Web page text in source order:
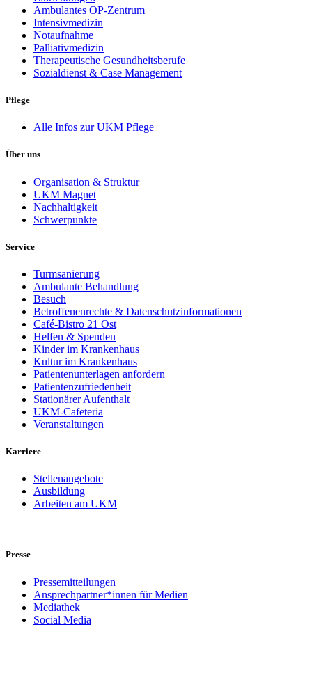
Ambulantes OP-Zentrum
Intensivmedizin
Notaufnahme
Palliativmedizin
Therapeutische Gesundheitsberufe
Sozialdienst & Case Management
Pflege
Alle Infos zur UKM Pflege
Über uns
Organisation & Struktur
UKM Magnet
Nachhaltigkeit
Schwerpunkte
Service
Turmsanierung
Ambulante Behandlung
Besuch
Betroffenenrechte & Datenschutzinformationen
Café-Bistro 21 Ost
Helfen & Spenden
Kinder im Krankenhaus
Kultur im Krankenhaus
Patientenunterlagen anfordern
Patientenzufriedenheit
Stationärer Aufenthalt
UKM-Cafeteria
Veranstaltungen
Karriere
Stellenangebote
Ausbildung
Arbeiten am UKM
Presse
Pressemitteilungen
Ansprechpartner*innen für Medien
Mediathek
Social Media